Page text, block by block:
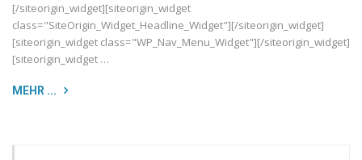
[/siteorigin_widget][siteorigin_widget
class="SiteOrigin_Widget_Headline_Widget"][/siteorigin_widget]
[siteorigin_widget class="WP_Nav_Menu_Widget"][/siteorigin_widget]
[siteorigin_widget …
MEHR ...